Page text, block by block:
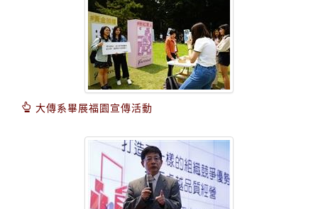
大傳系畢展福園宣傳活動